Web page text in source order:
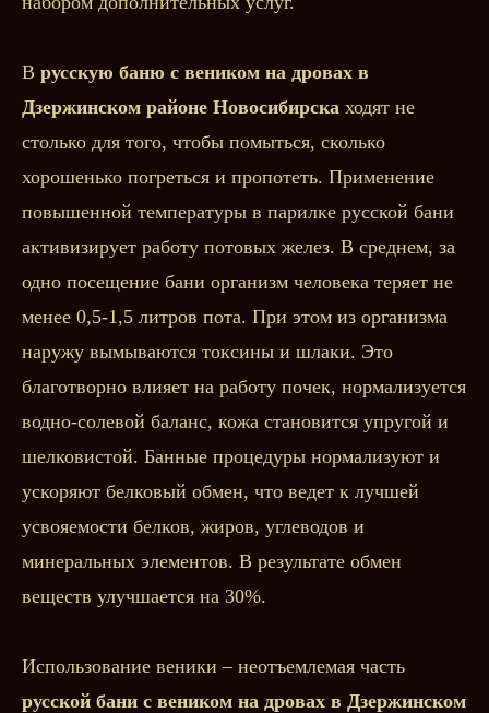
В русскую баню с веником на дровах в
Дзержинском районе Новосибирска ходят не
столько для того, чтобы помыться, сколько
хорошенько погреться и пропотеть. Применение
повышенной температуры в парилке русской бани
активизирует работу потовых желез. В среднем, за
одно посещение бани организм человека теряет не
менее 0,5-1,5 литров пота. При этом из организма
наружу вымываются токсины и шлаки. Это
благотворно влияет на работу почек, нормализуется
водно-солевой баланс, кожа становится упругой и
шелковистой. Банные процедуры нормализуют и
ускоряют белковый обмен, что ведет к лучшей
усвояемости белков, жиров, углеводов и
минеральных элементов. В результате обмен
веществ улучшается на 30%.
Использование веники – неотъемлемая часть
русской бани с веником на дровах в Дзержинском